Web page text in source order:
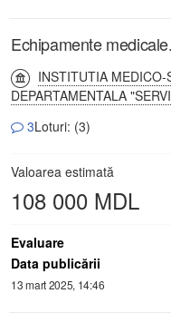
Echipamente medicale.
INSTITUTIA MEDICO-
DEPARTAMENTALA
3Loturi: (3)
Valoarea estimată
108 000 MDL
Evaluare
Data publicării
13 mart 2025, 14:46